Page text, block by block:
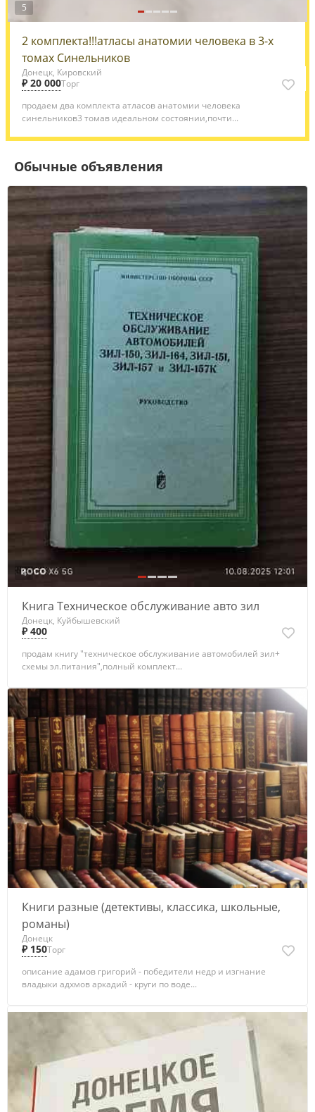
5
2 комплекта!!!атласы анатомии человека в 3-х
томах Синельников
Донецк, Кировский
₽ 20 000Торг
продаем два комплекта атласов анатомии человека
синельников3 томав идеальном состоянии,почти...
Обычные объявления
4
Книга Техническое обслуживание авто зил
Донецк, Куйбышевский
₽ 400
продам книгу "техническое обслуживание автомобилей зил+
схемы эл.питания",полный комплект...
Книги разные (детективы, классика, школьные,
романы)
Донецк
₽ 150Торг
описание адамов григорий - победители недр и изгнание
владыки адхмов аркадий - круги по воде...